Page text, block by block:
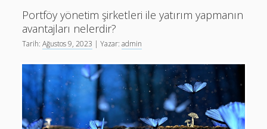
yatırımcılara
sunduğu
fırsatlar
Portföy yönetim şirketleri ile yatırım yapmanın
avantajları nelerdir?
Tarih:Ağustos 9, 2023 | Yazar:admin